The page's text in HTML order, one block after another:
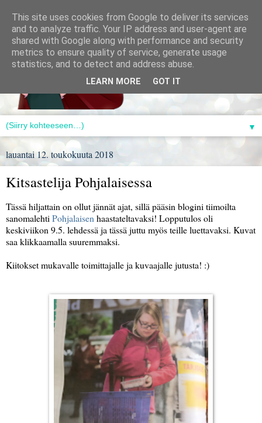
▼
lauantai 12. toukokuuta 2018
Kitsastelija Pohjalaisessa
Tässä hiljattain on ollut jännät ajat, sillä pääsin blogini tiimoilta
sanomalehti Pohjalaisen haastateltavaksi! Lopputulos oli
keskiviikon 9.5. lehdessä ja tässä juttu myös teille luettavaksi. Kuvat
saa klikkaamalla suuremmaksi.
Kiitokset mukavalle toimittajalle ja kuvaajalle jutusta! :)
This site uses cookies from Google to deliver its services
and to analyze traffic. Your IP address and user-agent are
shared with Google along with performance and security
metrics to ensure quality of service, generate usage
statistics, and to detect and address abuse.
LEARN MORE GOT IT